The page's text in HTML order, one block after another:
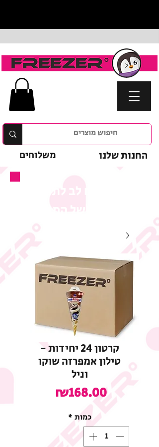
החנות שלנו משלוחים
המבצע של המוצר
קרטון 24 יחידות -
טילון אמפרזה שוקו
וניל
₪168.00
כמות *